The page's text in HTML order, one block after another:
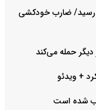
کشته شده در تابلند به ۷ نفر رسید/ ضارب خودکشی
حمله می‌کند
+ ویدئو
شده است